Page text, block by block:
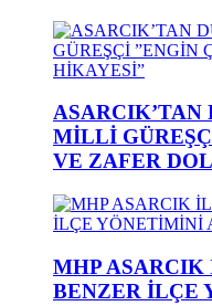
ASARCIK’TAN
MİLLİ
VE ZAFER
MHP
BENZER İLÇE